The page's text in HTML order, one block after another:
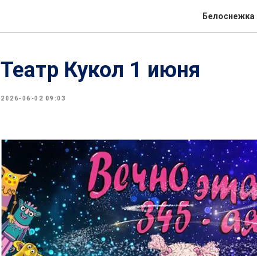
Белоснежка
Театр Кукол 1 июня
2026-06-02 09:03